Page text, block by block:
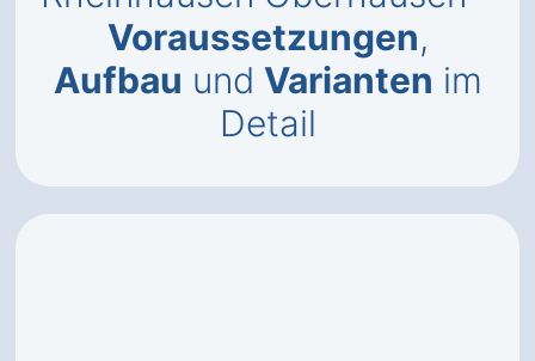
Voraussetzungen,
Aufbau und Varianten im
Detail